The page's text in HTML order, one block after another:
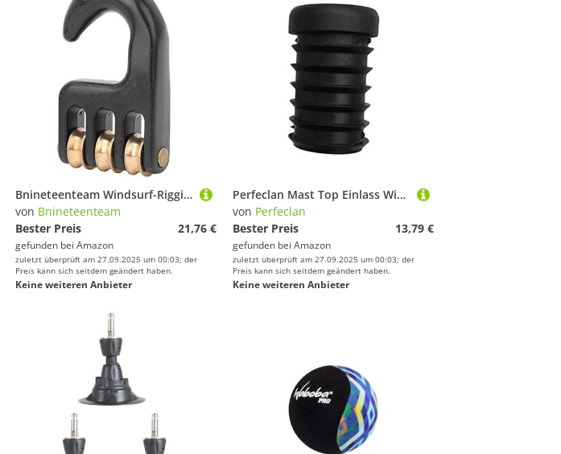
Bnineteenteam Windsurf-Rigging-Rollenhaken, Windsurf-Zubehör, Windsurf-Rollenhaken, Surfen, Windsurfen für Segel
von Bnineteenteam
Bester Preis
21,76 €
gefunden bei Amazon
zuletzt überprüft am 27.09.2025 um 00:03; der
Preis kann sich seitdem geändert haben.
Keine weiteren Anbieter
Perfeclan Mast Top Einlass Windsurf Mast Stopper Top Einsatz
von Perfeclan
Bester Preis
13,79 €
gefunden bei Amazon
zuletzt überprüft am 27.09.2025 um 00:03; der
Preis kann sich seitdem geändert haben.
Keine weiteren Anbieter